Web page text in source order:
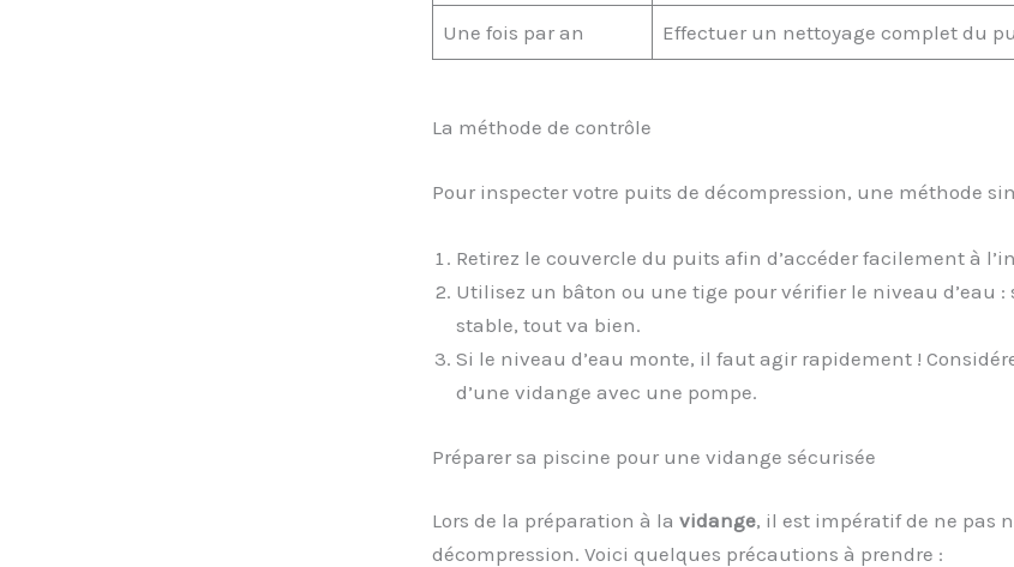
Une fois par an Effectuer un nettoyage complet du
La méthode de contrôle
Pour inspecter votre puits de décompression, une méthode
Retirez le couvercle du puits afin d’accéder facilement à
Utilisez un bâton ou une tige pour vérifier le niveau d’eau :
stable, tout va bien.
Si le niveau d’eau monte, il faut agir rapidement !
d’une vidange avec une pompe.
Préparer sa piscine pour une vidange sécurisée
Lors de la préparation à la vidange, il est impératif de ne pas
décompression. Voici quelques précautions à prendre :